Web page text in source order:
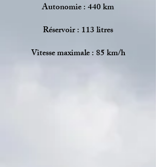
Autonomie : 440 km
Réservoir : 113 litres
Vitesse maximale : 85 km/h